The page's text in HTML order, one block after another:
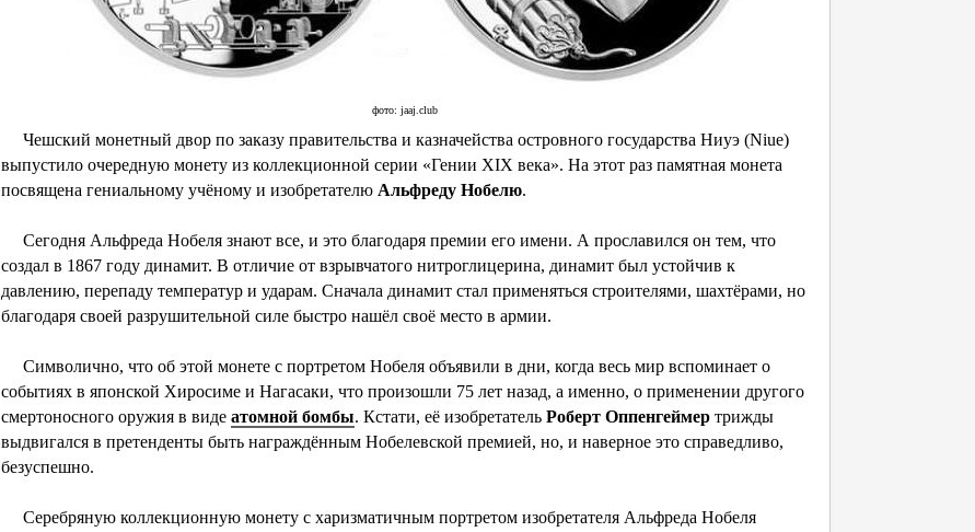
фото: jaaj.club
Чешский монетный двор по заказу правительства и казначейства островного государства Ниуэ (Niue)
выпустило очередную монету из коллекционной серии «Гении XIX века». На этот раз памятная монета
посвящена гениальному учёному и изобретателю Альфреду Нобелю.
Сегодня Альфреда Нобеля знают все, и это благодаря премии его имени. А прославился он тем, что
создал в 1867 году динамит. В отличие от взрывчатого нитроглицерина, динамит был устойчив к
давлению, перепаду температур и ударам. Сначала динамит стал применяться строителями, шахтёрами, но
благодаря своей разрушительной силе быстро нашёл своё место в армии.
Символично, что об этой монете с портретом Нобеля объявили в дни, когда весь мир вспоминает о
событиях в японской Хиросиме и Нагасаки, что произошли 75 лет назад, а именно, о применении другого
смертоносного оружия в виде атомной бомбы. Кстати, её изобретатель Роберт Оппенгеймер трижды
выдвигался в претенденты быть награждённым Нобелевской премией, но, и наверное это справедливо,
безуспешно.
Серебряную коллекционную монету с харизматичным портретом изобретателя Альфреда Нобеля